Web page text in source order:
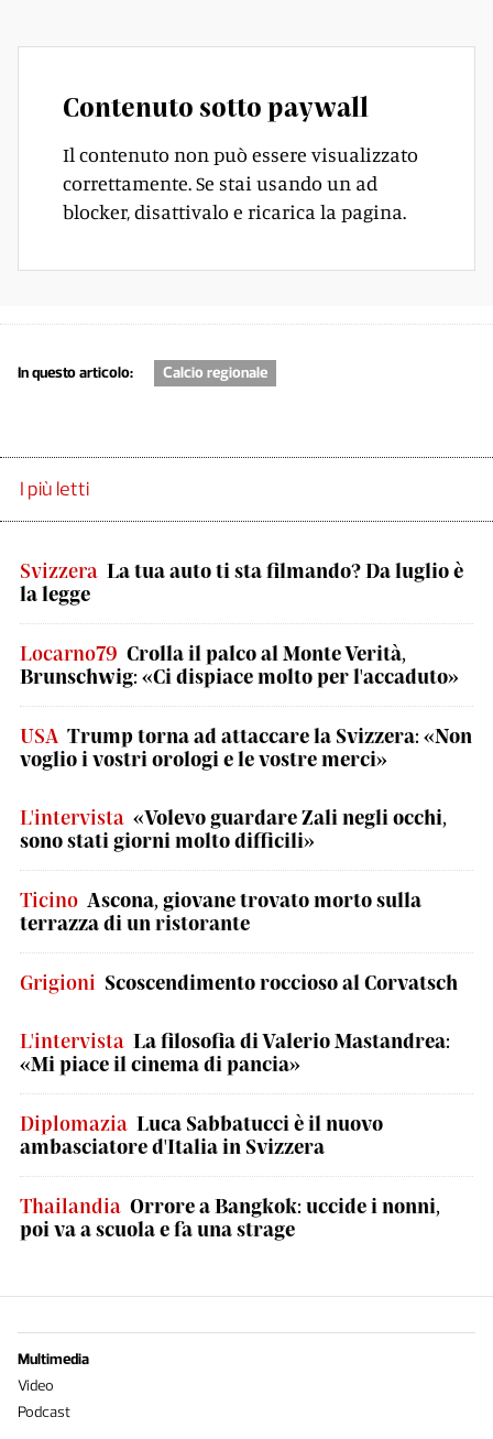
Contenuto sotto paywall
Il contenuto non può essere visualizzato
correttamente. Se stai usando un ad
blocker, disattivalo e ricarica la pagina.
In questo articolo: Calcio regionale
I più letti
Svizzera La tua auto ti sta filmando? Da luglio è
la legge
Locarno79 Crolla il palco al Monte Verità,
Brunschwig: «Ci dispiace molto per l'accaduto»
USA Trump torna ad attaccare la Svizzera: «Non
voglio i vostri orologi e le vostre merci»
L'intervista «Volevo guardare Zali negli occhi,
sono stati giorni molto difficili»
Ticino Ascona, giovane trovato morto sulla
terrazza di un ristorante
Grigioni Scoscendimento roccioso al Corvatsch
L'intervista La filosofia di Valerio Mastandrea:
«Mi piace il cinema di pancia»
Diplomazia Luca Sabbatucci è il nuovo
ambasciatore d'Italia in Svizzera
Thailandia Orrore a Bangkok: uccide i nonni,
poi va a scuola e fa una strage
Multimedia
Video
Podcast